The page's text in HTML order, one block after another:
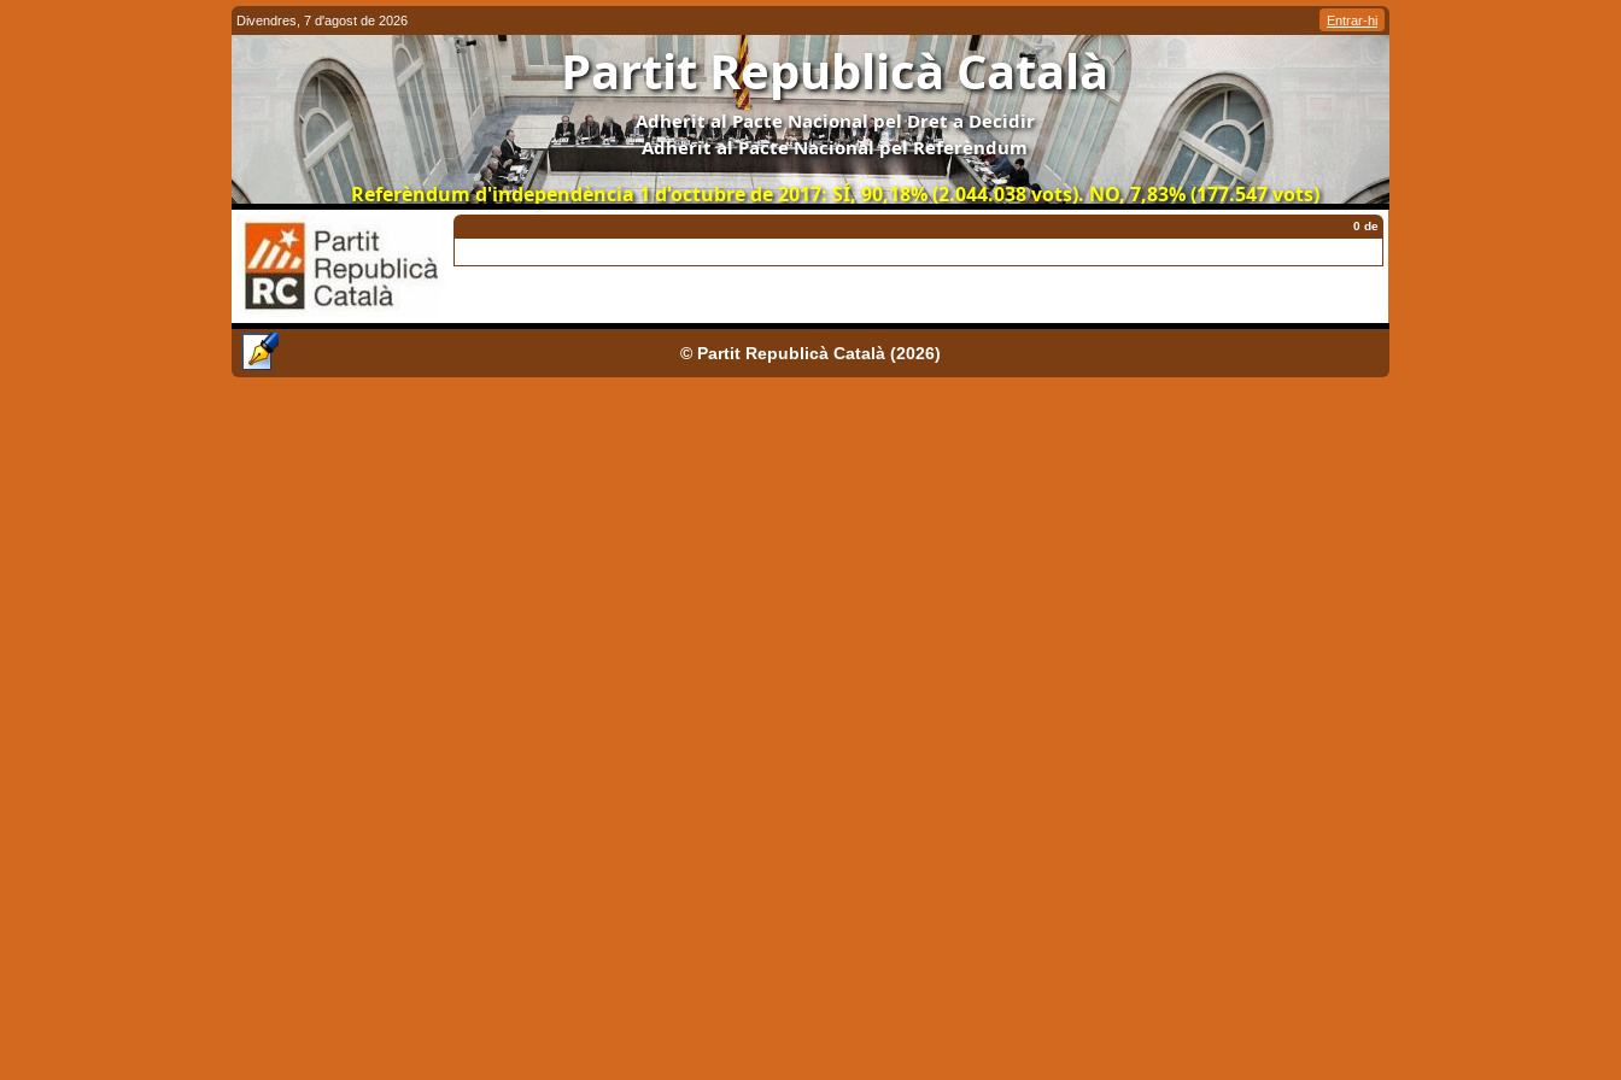
Divendres, 7 d'agost de 2026 Entrar-hi
Partit Republicà Català
Adherit al Pacte Nacional pel Dret a Decidir
Adherit al Pacte Nacional pel Referèndum
Referèndum d'independència 1 d'octubre de 2017: SÍ, 90,18% (2.044.038 vots). NO, 7,83% (177.547 vots)
0 de
© Partit Republicà Català (2026)